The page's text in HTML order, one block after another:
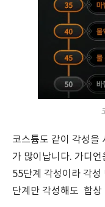
코스튬도 같이 각성을
가 많이납니다. 가디
55단계 각성이라 각
단계만 각성해도 합상